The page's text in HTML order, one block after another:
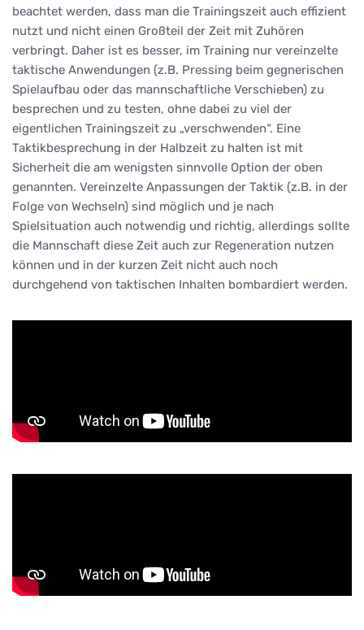
beachtet werden, dass man die Trainingszeit auch effizient
nutzt und nicht einen Großteil der Zeit mit Zuhören
verbringt. Daher ist es besser, im Training nur vereinzelte
taktische Anwendungen (z.B. Pressing beim gegnerischen
Spielaufbau oder das mannschaftliche Verschieben) zu
besprechen und zu testen, ohne dabei zu viel der
eigentlichen Trainingszeit zu „verschwenden“. Eine
Taktikbesprechung in der Halbzeit zu halten ist mit
Sicherheit die am wenigsten sinnvolle Option der oben
genannten. Vereinzelte Anpassungen der Taktik (z.B. in der
Folge von Wechseln) sind möglich und je nach
Spielsituation auch notwendig und richtig, allerdings sollte
die Mannschaft diese Zeit auch zur Regeneration nutzen
können und in der kurzen Zeit nicht auch noch
durchgehend von taktischen Inhalten bombardiert werden.